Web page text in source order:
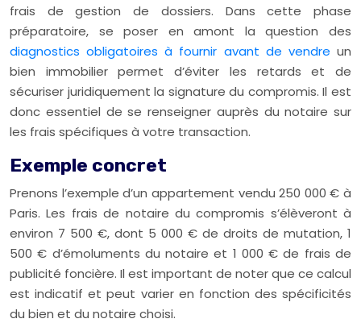
frais de gestion de dossiers. Dans cette phase
préparatoire, se poser en amont la question des
diagnostics obligatoires à fournir avant de vendre un
bien immobilier permet d’éviter les retards et de
sécuriser juridiquement la signature du compromis. Il est
donc essentiel de se renseigner auprès du notaire sur
les frais spécifiques à votre transaction.
Exemple concret
Prenons l’exemple d’un appartement vendu 250 000 € à
Paris. Les frais de notaire du compromis s’élèveront à
environ 7 500 €, dont 5 000 € de droits de mutation, 1
500 € d’émoluments du notaire et 1 000 € de frais de
publicité foncière. Il est important de noter que ce calcul
est indicatif et peut varier en fonction des spécificités
du bien et du notaire choisi.